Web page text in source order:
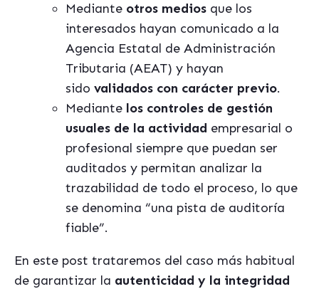
Mediante otros medios que los
interesados hayan comunicado a la
Agencia Estatal de Administración
Tributaria (AEAT) y hayan
sido validados con carácter previo.
Mediante los controles de gestión
usuales de la actividad empresarial o
profesional siempre que puedan ser
auditados y permitan analizar la
trazabilidad de todo el proceso, lo que
se denomina “una pista de auditoría
fiable”.
En este post trataremos del caso más habitual
de garantizar la autenticidad y la integridad